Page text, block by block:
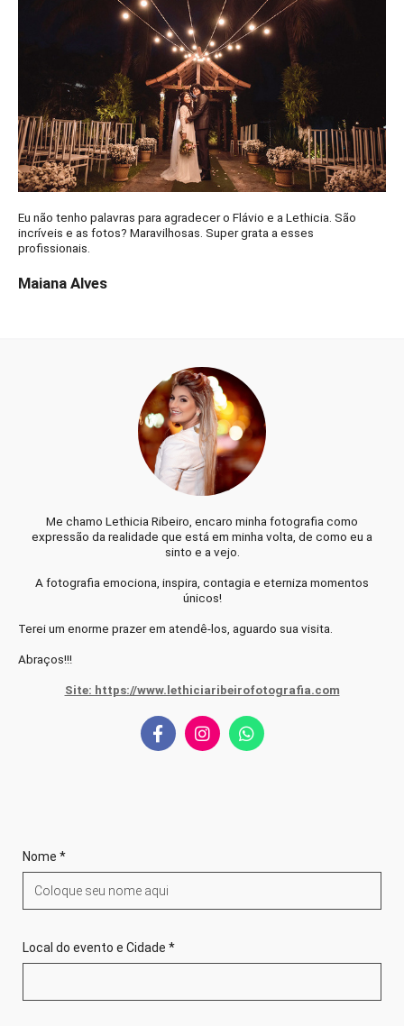
Eu não tenho palavras para agradecer o Flávio e a Lethicia. São
incríveis e as fotos? Maravilhosas. Super grata a esses
profissionais.
Maiana Alves
Me chamo Lethicia Ribeiro, encaro minha fotografia como
expressão da realidade que está em minha volta, de como eu a
sinto e a vejo.
A fotografia emociona, inspira, contagia e eterniza momentos
únicos!
Terei um enorme prazer em atendê-los, aguardo sua visita.
Abraços!!!
Site: https://www.lethiciaribeirofotografia.com
Nome *
Local do evento e Cidade *